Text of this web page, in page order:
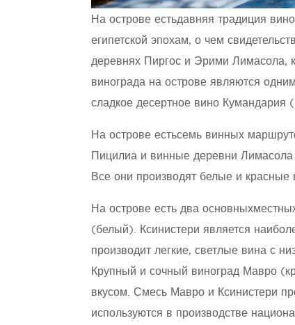
На острове естьдавняя традиция
египетской эпохам, о чем
деревнях Пиргос и Эрими Лимасола,
винограда на острове являются
сладкое десертное вино
На острове естьсемь винных
Пицилиа и винные деревни Лимасола
Все они производят белые и красные
На острове есть два
(белый). Ксинистери является
производит легкие, светлые вина с
Крупный и сочный виноград Мавро
вкусом. Смесь Мавро и Ксинистери
используются в производстве